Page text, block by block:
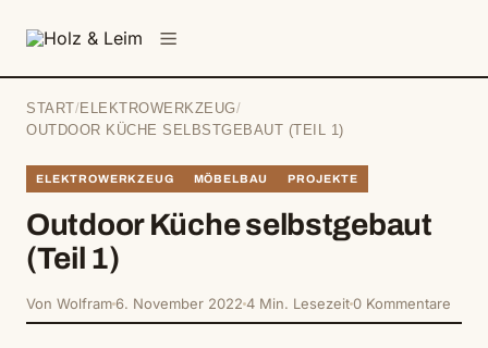
START / ELEKTROWERKZEUG/
OUTDOOR KÜCHE SELBSTGEBAUT (TEIL 1)
ELEKTROWERKZEUG MÖBELBAU PROJEKTE
Outdoor Küche selbstgebaut
(Teil 1)
Von Wolfram6. November 2022 4 Min. Lesezeit0 Kommentare